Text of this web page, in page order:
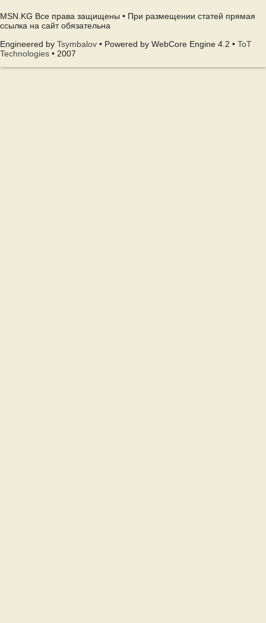
MSN.KG Все права защищены • При размещении статей прямая
ссылка на сайт обязательна
Engineered by Tsymbalov • Powered by WebCore Engine 4.2 • ToT
Technologies • 2007